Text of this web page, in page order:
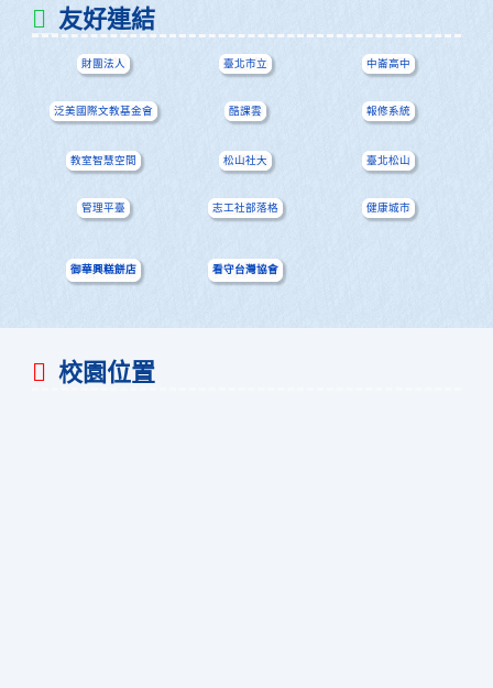
友好連結
財團法人
泛美國際文教基金會
臺北市立
酷課雲
中崙高中
報修系統
教室智慧空間
管理平臺
松山社大
志工社部落格
臺北松山
健康城市
御華興糕餅店 看守台灣協會
校園位置